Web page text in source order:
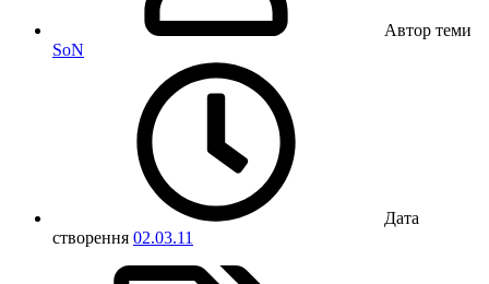
Автор теми
SoN
Дата
створення 02.03.11